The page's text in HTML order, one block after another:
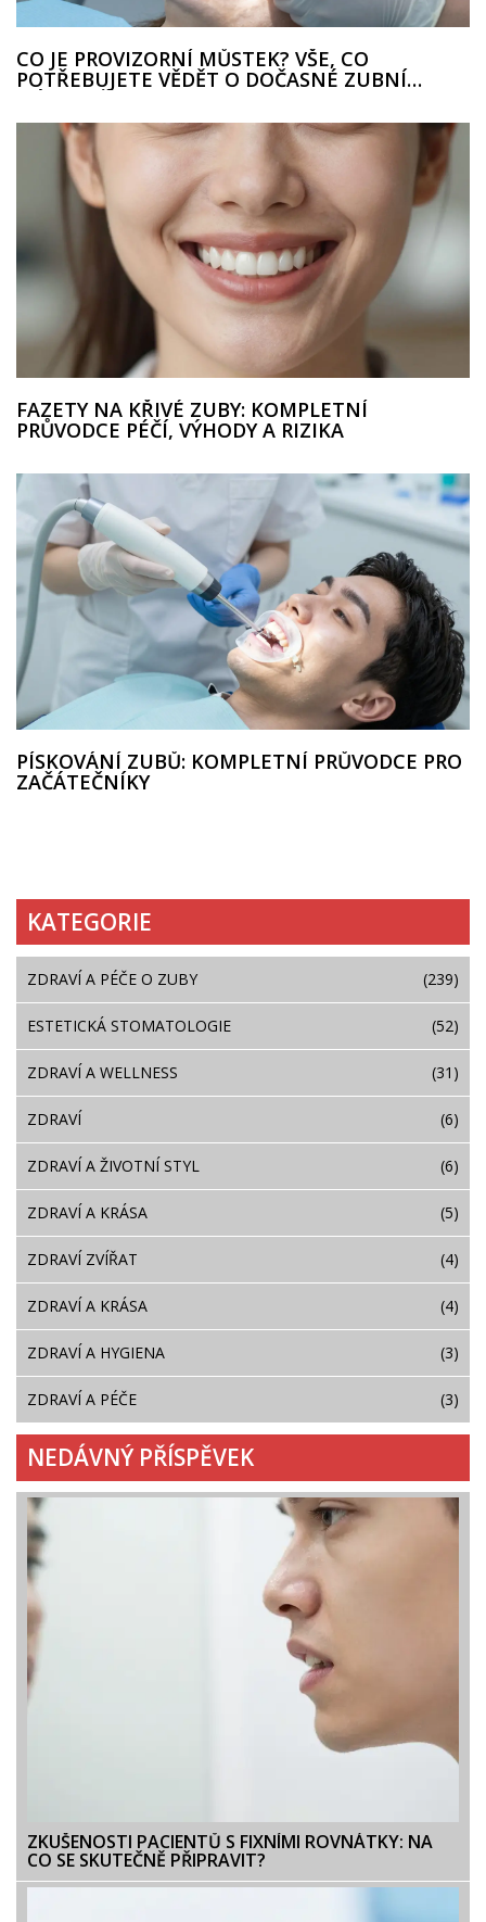
CO JE PROVIZORNÍ MŮSTEK? VŠE, CO
POTŘEBUJETE VĚDĚT O DOČASNÉ ZUBNÍ
FAZETY NA KŘIVÉ ZUBY: KOMPLETNÍ
PRŮVODCE PÉČÍ, VÝHODY A RIZIKA
PÍSKOVÁNÍ ZUBŮ: KOMPLETNÍ PRŮVODCE PRO
ZAČÁTEČNÍKY
KATEGORIE
ZDRAVÍ A PÉČE O ZUBY (239)
ESTETICKÁ STOMATOLOGIE (52)
ZDRAVÍ A WELLNESS (31)
ZDRAVÍ (6)
ZDRAVÍ A ŽIVOTNÍ STYL (6)
ZDRAVÍ A KRÁSA (5)
ZDRAVÍ ZVÍŘAT (4)
ZDRAVÍ A KRÁSA (4)
ZDRAVÍ A HYGIENA (3)
ZDRAVÍ A PÉČE (3)
NEDÁVNÝ PŘÍSPĚVEK
ZKUŠENOSTI PACIENTŮ S FIXNÍMI ROVNÁTKY: NA
CO SE SKUTEČNĚ PŘIPRAVIT?